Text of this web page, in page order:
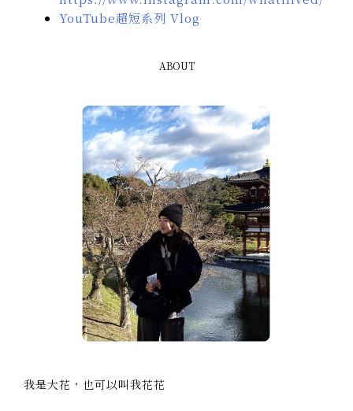
YouTube超短系列 Vlog
ABOUT
我是大花，也可以叫我花花